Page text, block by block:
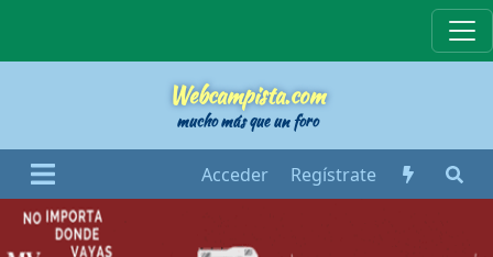
Webcampista.com
mucho más que un foro
Acceder Regístrate